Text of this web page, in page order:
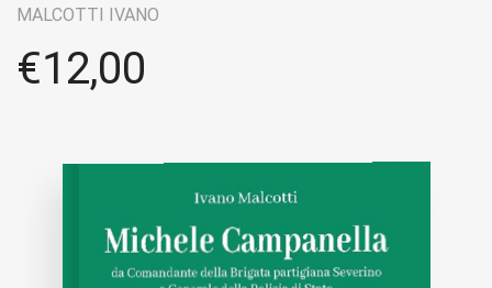
MALCOTTI IVANO
€12,00